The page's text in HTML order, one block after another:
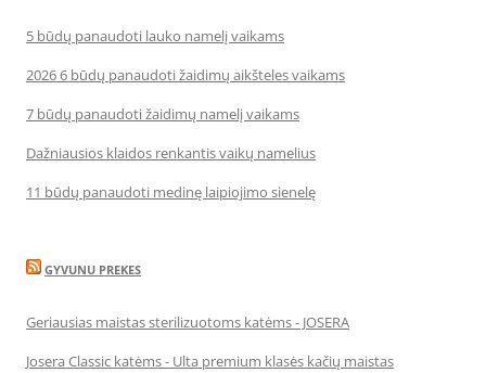
5 būdų panaudoti lauko namelį vaikams
2026 6 būdų panaudoti žaidimų aikšteles vaikams
7 būdų panaudoti žaidimų namelį vaikams
Dažniausios klaidos renkantis vaikų namelius
11 būdų panaudoti medinę laipiojimo sienelę
GYVUNU PREKES
Geriausias maistas sterilizuotoms katėms - JOSERA
Josera Classic katėms - Ulta premium klasės kačių maistas